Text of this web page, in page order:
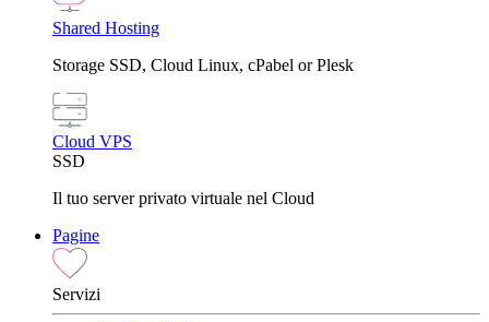
Shared Hosting
Storage SSD, Cloud Linux, cPabel or Plesk
Cloud VPS
SSD
Il tuo server privato virtuale nel Cloud
Pagine
Servizi